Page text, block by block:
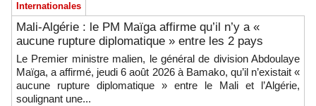
Internationales
Mali-Algérie : le PM Maïga affirme qu’il n’y a «
aucune rupture diplomatique » entre les 2 pays
Le Premier ministre malien, le général de division Abdoulaye
Maïga, a affirmé, jeudi 6 août 2026 à Bamako, qu’il n’existait «
aucune rupture diplomatique » entre le Mali et l’Algérie,
soulignant une...